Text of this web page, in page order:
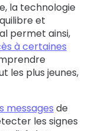
la technologie
et
permet ainsi,
à certaines
les plus jeunes,
messages de
les signes